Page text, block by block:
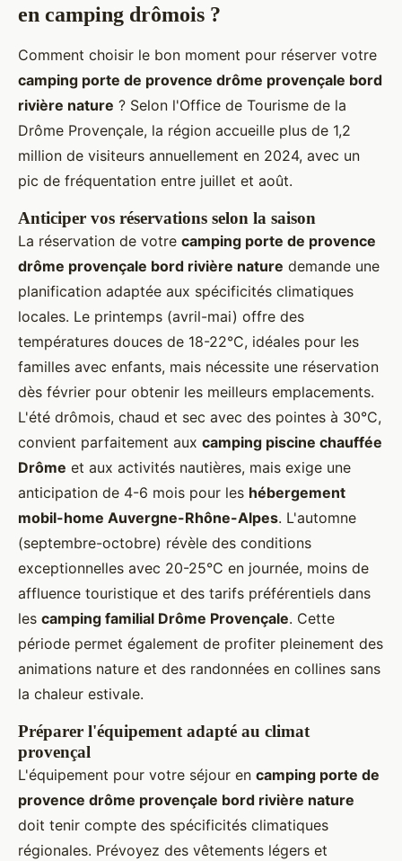
en camping drômois ?
Comment choisir le bon moment pour réserver votre
camping porte de provence drôme provençale bord
rivière nature ? Selon l'Office de Tourisme de la
Drôme Provençale, la région accueille plus de 1,2
million de visiteurs annuellement en 2024, avec un
pic de fréquentation entre juillet et août.
Anticiper vos réservations selon la saison
La réservation de votre camping porte de provence
drôme provençale bord rivière nature demande une
planification adaptée aux spécificités climatiques
locales. Le printemps (avril-mai) offre des
températures douces de 18-22°C, idéales pour les
familles avec enfants, mais nécessite une réservation
dès février pour obtenir les meilleurs emplacements.
L'été drômois, chaud et sec avec des pointes à 30°C,
convient parfaitement aux camping piscine chauffée
Drôme et aux activités nautières, mais exige une
anticipation de 4-6 mois pour les hébergement
mobil-home Auvergne-Rhône-Alpes. L'automne
(septembre-octobre) révèle des conditions
exceptionnelles avec 20-25°C en journée, moins de
affluence touristique et des tarifs préférentiels dans
les camping familial Drôme Provençale. Cette
période permet également de profiter pleinement des
animations nature et des randonnées en collines sans
la chaleur estivale.
Préparer l'équipement adapté au climat
provençal
L'équipement pour votre séjour en camping porte de
provence drôme provençale bord rivière nature
doit tenir compte des spécificités climatiques
régionales. Prévoyez des vêtements légers et